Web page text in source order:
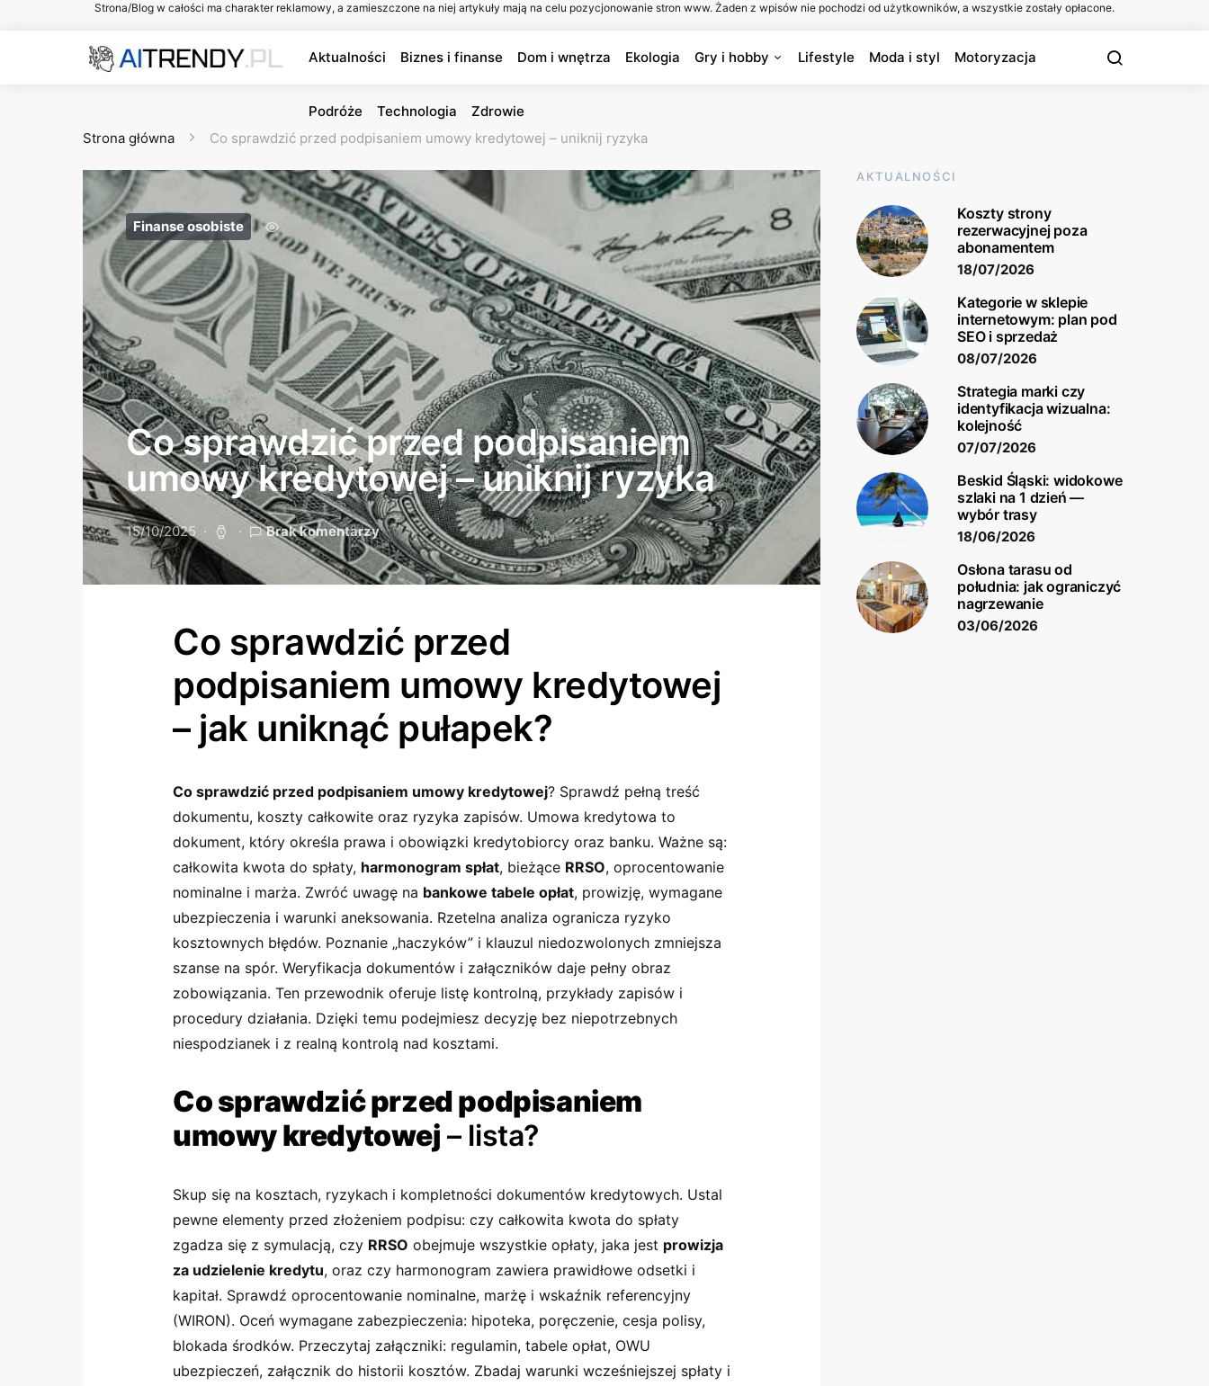
Strona/Blog w całości ma charakter reklamowy, a zamieszczone na niej artykuły mają na celu pozycjonowanie stron www. Żaden z wpisów nie pochodzi od użytkowników, a wszystkie zostały opłacone.
Aktualności Biznes i finanse Dom i wnętrza Ekologia Gry i hobby Lifestyle Moda i styl Motoryzacja
Podróże Technologia
Zdrowie
Strona główna
Co sprawdzić przed podpisaniem umowy kredytowej – uniknij ryzyka
Finanse osobiste
Co sprawdzić przed podpisaniem
umowy kredytowej – uniknij ryzyka
15/10/2025 Brak komentarzy
Co sprawdzić przed
podpisaniem umowy kredytowej
– jak uniknąć pułapek?
Co sprawdzić przed podpisaniem umowy kredytowej? Sprawdź pełną treść
dokumentu, koszty całkowite oraz ryzyka zapisów. Umowa kredytowa to
dokument, który określa prawa i obowiązki kredytobiorcy oraz banku. Ważne są:
całkowita kwota do spłaty, harmonogram spłat, bieżące RRSO, oprocentowanie
nominalne i marża. Zwróć uwagę na bankowe tabele opłat, prowizję, wymagane
ubezpieczenia i warunki aneksowania. Rzetelna analiza ogranicza ryzyko
kosztownych błędów. Poznanie „haczyków” i klauzul niedozwolonych zmniejsza
szanse na spór. Weryfikacja dokumentów i załączników daje pełny obraz
zobowiązania. Ten przewodnik oferuje listę kontrolną, przykłady zapisów i
procedury działania. Dzięki temu podejmiesz decyzję bez niepotrzebnych
niespodzianek i z realną kontrolą nad kosztami.
Co sprawdzić przed podpisaniem
umowy kredytowej – lista?
Skup się na kosztach, ryzykach i kompletności dokumentów kredytowych. Ustal
pewne elementy przed złożeniem podpisu: czy całkowita kwota do spłaty
zgadza się z symulacją, czy RRSO obejmuje wszystkie opłaty, jaka jest prowizja
za udzielenie kredytu, oraz czy harmonogram zawiera prawidłowe odsetki i
kapitał. Sprawdź oprocentowanie nominalne, marżę i wskaźnik referencyjny
(WIRON). Oceń wymagane zabezpieczenia: hipoteka, poręczenie, cesja polisy,
blokada środków. Przeczytaj załączniki: regulamin, tabele opłat, OWU
ubezpieczeń, załącznik do historii kosztów. Zbadaj warunki wcześniejszej spłaty i
AKTUALNOŚCI
Koszty strony
rezerwacyjnej poza
abonamentem
18/07/2026
Kategorie w sklepie
internetowym: plan pod
SEO i sprzedaż
08/07/2026
Strategia marki czy
identyfikacja wizualna:
kolejność
07/07/2026
Beskid Śląski: widokowe
szlaki na 1 dzień —
wybór trasy
18/06/2026
Osłona tarasu od
południa: jak ograniczyć
nagrzewanie
03/06/2026